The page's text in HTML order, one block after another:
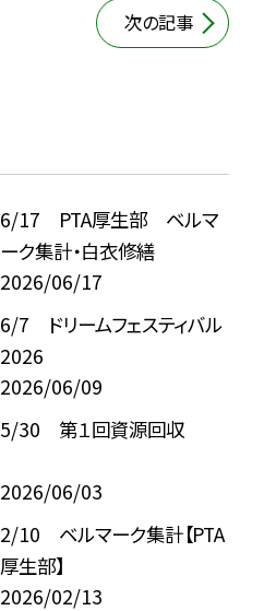
次の記事
6/17 PTA厚生部 ベルマ
ーク集計・白衣修繕
2026/06/17
6/7 ドリームフェスティバル
2026
2026/06/09
5/30 第１回資源回収
2026/06/03
2/10 ベルマーク集計【PTA
厚生部】
2026/02/13